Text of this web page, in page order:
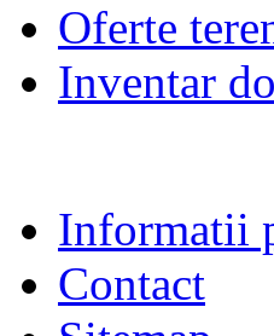
Oferte
Inventar
Informatii
Contact